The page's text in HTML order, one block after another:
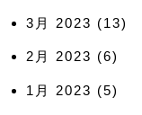
3月 2023 (13)
2月 2023 (6)
1月 2023 (5)